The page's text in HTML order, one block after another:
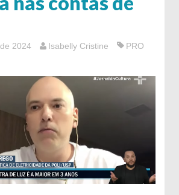
2024 Isabelly Cristine
PRO